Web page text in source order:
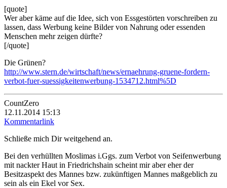
[quote]
Wer aber käme auf die Idee, sich von Essgestörten vorschreiben zu
lassen, dass Werbung keine Bilder von Nahrung oder essenden
Menschen mehr zeigen dürfte?
[/quote]
Die Grünen?
http://www.stern.de/wirtschaft/news/ernaehrung-gruene-fordern-
verbot-fuer-suessigkeitenwerbung-1534712.html%5D
CountZero
12.11.2014 15:13
Kommentarlink
Schließe mich Dir weitgehend an.
Bei den verhüllten Moslimas i.Ggs. zum Verbot von Seifenwerbung
mit nackter Haut in Friedrichshain scheint mir aber eher der
Besitzaspekt des Mannes bzw. zukünftigen Mannes maßgeblich zu
sein als ein Ekel vor Sex.